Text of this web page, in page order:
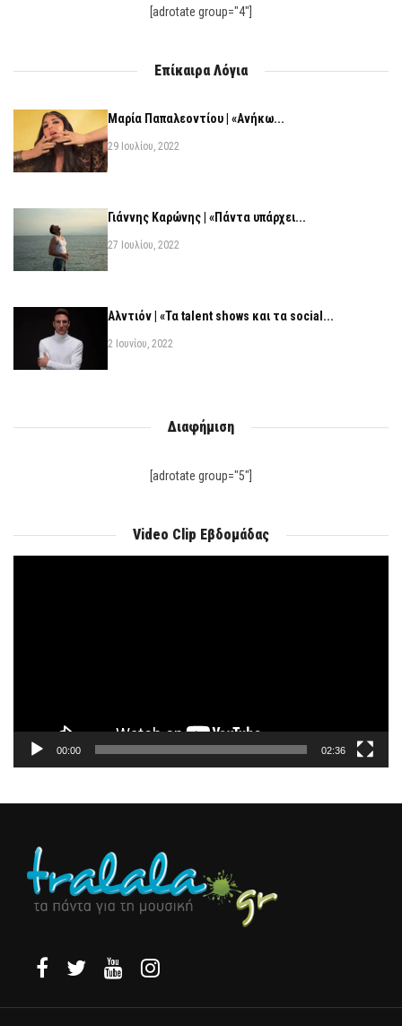
[adrotate group="4"]
Επίκαιρα Λόγια
Μαρία Παπαλεοντίου | «Ανήκω...
29 Ιουλίου, 2022
Γιάννης Καρώνης | «Πάντα υπάρχει...
27 Ιουλίου, 2022
Αλντιόν | «Τα talent shows και τα social...
2 Ιουνίου, 2022
Διαφήμιση
[adrotate group="5"]
Video Clip Εβδομάδας
00:00 02:36